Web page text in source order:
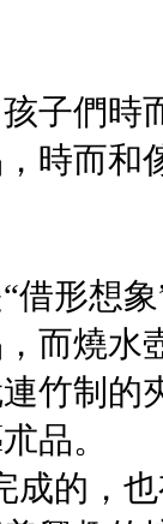
們時
時而和
形想象
而燒水
竹制的
品。
的，也